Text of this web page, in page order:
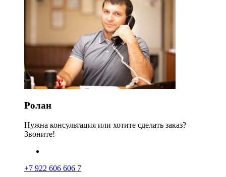
Ролан
Нужна консультация или хотите сделать заказ?
Звоните!
+7 922 606 606 7